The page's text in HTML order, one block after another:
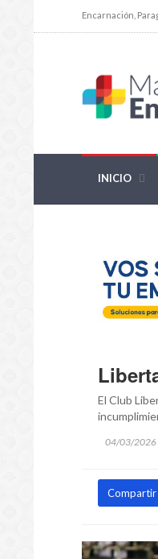
Encarnación,
INICIO
El Club
04/03/2026
Compartir